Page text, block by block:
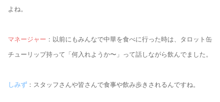
よね。
マネージャー ：以前にもみんなで中華を食べに行った時は、タロット缶
チューリップ持って「何入れようか〜」って話しながら飲んでました。
しみず ：スタッフさんや皆さんで食事や飲み歩きされるんですね。